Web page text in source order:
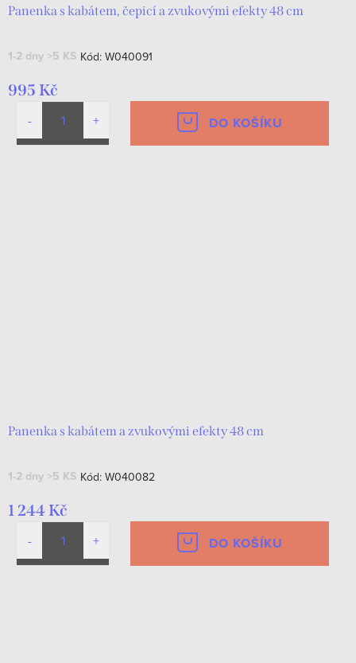
Panenka s kabátem, čepicí a zvukovými efekty 48 cm
1-2 dny >5 KS Kód: W040091
995 Kč
DO KOŠÍKU
Panenka s kabátem a zvukovými efekty 48 cm
1-2 dny >5 KS Kód: W040082
1 244 Kč
DO KOŠÍKU